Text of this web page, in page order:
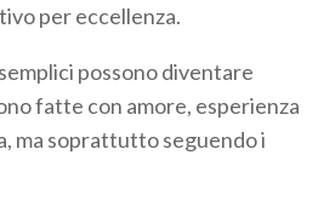
per eccellenza.
possono diventare
fatte con amore, esperienza
ma soprattutto seguendo i